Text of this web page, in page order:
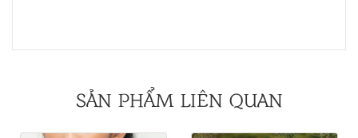
SẢN PHẨM LIÊN QUAN